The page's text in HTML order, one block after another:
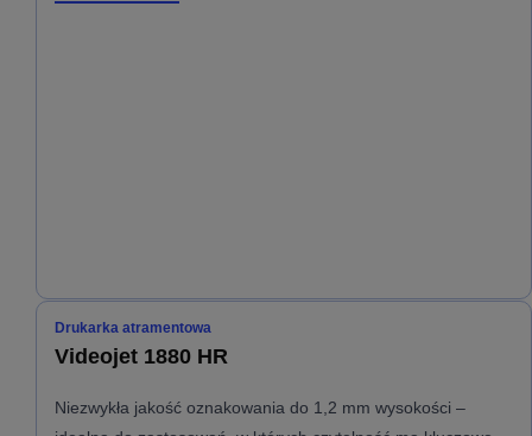
Drukarka atramentowa
Videojet 1880 HR
Niezwykła jakość oznakowania do 1,2 mm wysokości –